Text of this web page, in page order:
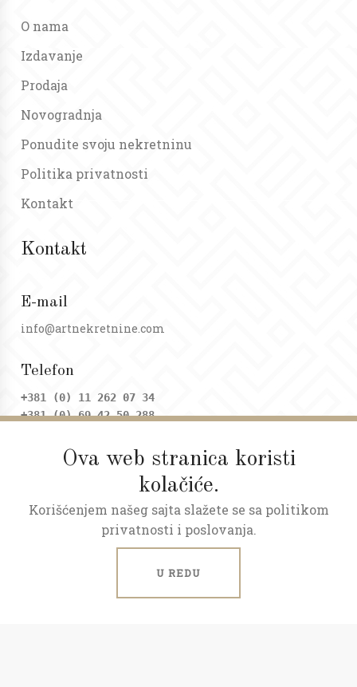
Ova web stranica koristi
kolačiće.
Korišćenjem našeg sajta slažete se sa politikom
privatnosti i poslovanja.
U REDU
O nama
Izdavanje
Prodaja
Novogradnja
Ponudite svoju nekretninu
Politika privatnosti
Kontakt
Kontakt
E-mail
info@artnekretnine.com
Telefon
+381 (0) 11 262 07 34
+381 (0) 69 42 50 288
Adresa
Dositejeva 9, Trg republike
Radno vreme
Ponedeljak - petak: 09 - 20h